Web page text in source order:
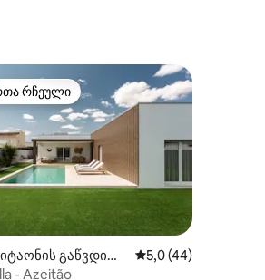
5,0, 57 მიმოხილვა
რჩეული მოწინავე ვარიანტი
რჩეული
გაწვდილ
და სან სიმა
საშუალო
5,0 (44)
- Azeitão